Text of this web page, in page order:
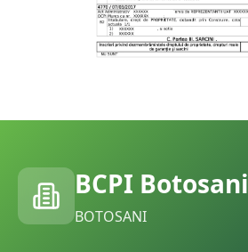
BCPI Botosani
BOTOSANI